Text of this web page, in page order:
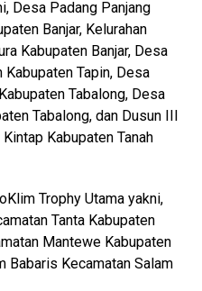
Desa Padang Panjang
Banjar, Kelurahan
Kabupaten Banjar, Desa
Kabupaten Tapin, Desa
Tabalong, Desa
Tabalong, dan Dusun III
Kabupaten Tanah
Trophy Utama yakni,
Tanta Kabupaten
Mantewe Kabupaten
Babaris Kecamatan Salam